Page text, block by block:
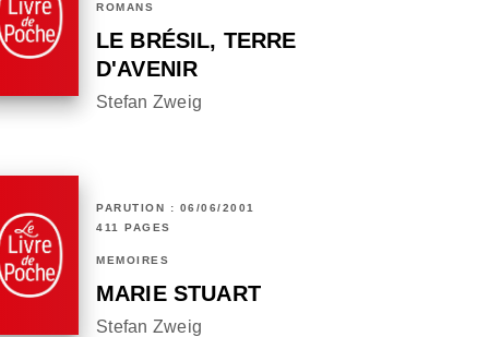
ROMANS
LE BRÉSIL, TERRE
D'AVENIR
Stefan Zweig
PARUTION : 06/06/2001
411 PAGES
MÉMOIRES
MARIE STUART
Stefan Zweig